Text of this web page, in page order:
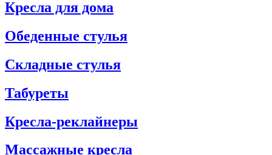
Кресла для дома
Обеденные стулья
Складные стулья
Табуреты
Кресла-реклайнеры
Массажные кресла